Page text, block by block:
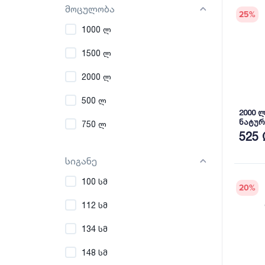
მოცულობა
1000 ლ
1500 ლ
2000 ლ
500 ლ
750 ლ
სიგანე
100 სმ
112 სმ
134 სმ
148 სმ
25%
2000
ავზი
NOVA
525
20%